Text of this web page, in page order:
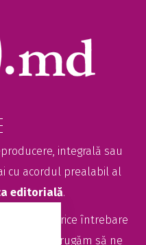
integrală sau
cu acordul prealabil al
editorială.
. Pentru orice întrebare
EA.md, vă rugăm să ne